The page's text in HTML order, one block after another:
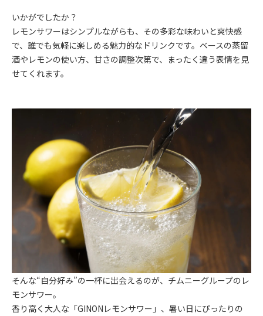
いかがでしたか？
レモンサワーはシンプルながらも、その多彩な味わいと爽快感
で、誰でも気軽に楽しめる魅力的なドリンクです。ベースの蒸留
酒やレモンの使い方、甘さの調整次第で、まったく違う表情を見
せてくれます。
そんな“自分好み”の一杯に出会えるのが、チムニーグループのレ
モンサワー。
香り高く大人な「GINONレモンサワー」、暑い日にぴったりの